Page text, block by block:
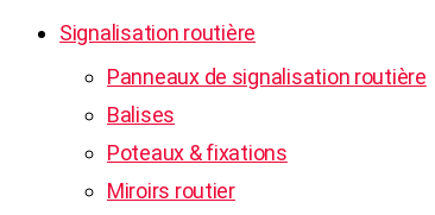
Signalisation routière
Panneaux de signalisation routière
Balises
Poteaux & fixations
Miroirs routier